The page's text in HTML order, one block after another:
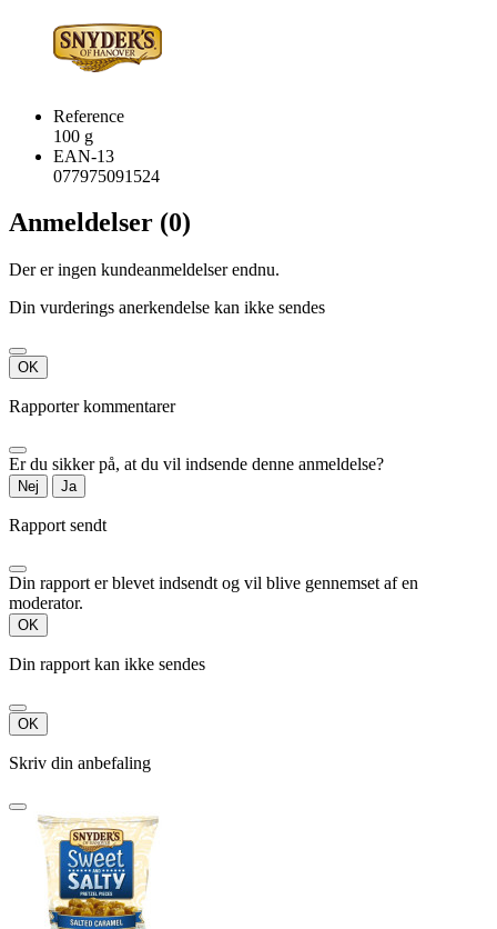
Reference
100 g
EAN-13
077975091524
Anmeldelser (0)
Der er ingen kundeanmeldelser endnu.
Din vurderings anerkendelse kan ikke sendes
OK
Rapporter kommentarer
Er du sikker på, at du vil indsende denne anmeldelse?
Nej Ja
Rapport sendt
Din rapport er blevet indsendt og vil blive gennemset af en
moderator.
OK
Din rapport kan ikke sendes
OK
Skriv din anbefaling